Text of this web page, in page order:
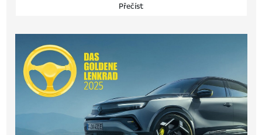
Přečíst